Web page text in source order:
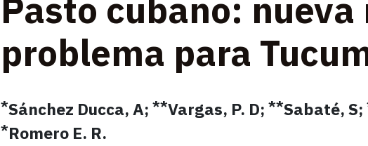
Pasto cubano: nueva
problema para
*Sánchez Ducca, A; **Vargas, P. D; **Sabaté, S;
*Romero E. R.